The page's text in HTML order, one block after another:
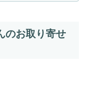
のお取り寄せ